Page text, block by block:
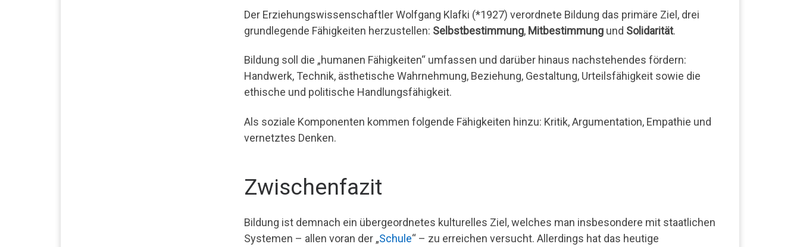
Der Erziehungswissenschaftler Wolfgang Klafki (*1927) verordnete Bildung das primäre Ziel, drei
grundlegende Fähigkeiten herzustellen: Selbstbestimmung, Mitbestimmungund Solidarität.
Bildung soll die „humanen Fähigkeiten“ umfassen und darüber hinaus nachstehendes fördern:
Handwerk, Technik, ästhetische Wahrnehmung, Beziehung, Gestaltung, Urteilsfähigkeit sowie die
ethische und politische Handlungsfähigkeit.
Als soziale Komponenten kommen folgende Fähigkeiten hinzu: Kritik, Argumentation, Empathie und
vernetztes Denken.
Zwischenfazit
Bildung ist demnach ein übergeordnetes kulturelles Ziel, welches man insbesondere mit staatlichen
Systemen – allen voran der „Schule“ – zu erreichen versucht. Allerdings hat das heutige